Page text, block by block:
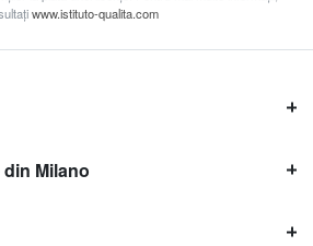
www.istituto-qualita.com
Milano